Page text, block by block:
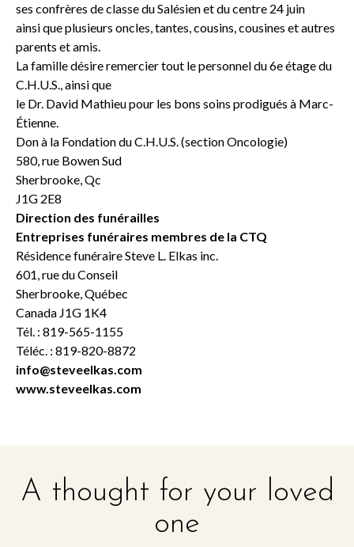
ses confrères de classe du Salésien et du centre 24 juin
ainsi que plusieurs oncles, tantes, cousins, cousines et autres
parents et amis.
La famille désire remercier tout le personnel du 6e étage du
C.H.U.S., ainsi que
le Dr. David Mathieu pour les bons soins prodigués à Marc-
Étienne.
Don à la Fondation du C.H.U.S. (section Oncologie)
580, rue Bowen Sud
Sherbrooke, Qc
J1G 2E8
Direction des funérailles
Entreprises funéraires membres de la CTQ
Résidence funéraire Steve L. Elkas inc.
601, rue du Conseil
Sherbrooke, Québec
Canada J1G 1K4
Tél. : 819-565-1155
Téléc. : 819-820-8872
info@steveelkas.com
www.steveelkas.com
A thought for your loved
one